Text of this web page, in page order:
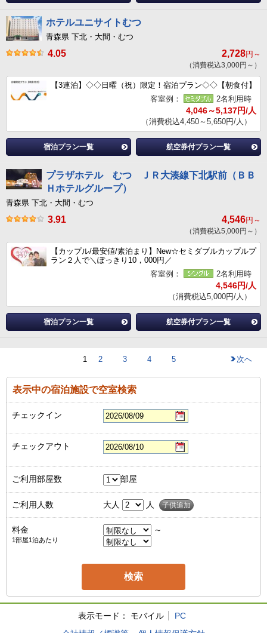
ホテルユニサイトむつ
青森県 下北・大間・むつ
4.05 2,728円～
（消費税込3,000円～）
【3連泊】◇◇日曜（祝）限定！宿泊プラン◇◇【朝食付】
客室例：
2名利用時
4,046～5,137円/人
（消費税込4,450～5,650円/人）
宿泊プラン一覧 航空券付プラン一覧
プラザホテル むつ ＪＲ大湊線下北駅前（ＢＢ
Ｈホテルグループ）
青森県 下北・大間・むつ
3.91 4,546円～
（消費税込5,000円～）
【カップル/最安値/素泊まり】New☆セミダブルカップルプ
ラン２人で＼ぽっきり10，000円／
客室例：
2名利用時
4,546円/人
（消費税込5,000円/人）
宿泊プラン一覧 航空券付プラン一覧
1 2 3 4 5 次へ
表示中の宿泊施設で空室検索
チェックイン
チェックアウト
ご利用部屋数 部屋
ご利用人数 大人 人 子供追加
料金
1部屋1泊あたり
～
表示モード： モバイル
PC